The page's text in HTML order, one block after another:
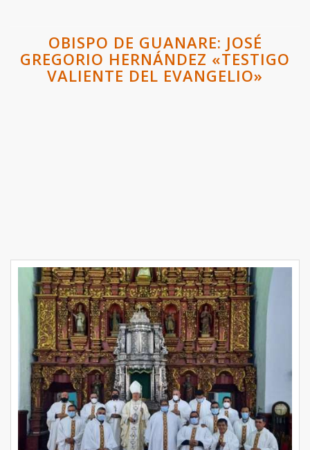
OBISPO DE GUANARE: JOSÉ
GREGORIO HERNÁNDEZ «TESTIGO
VALIENTE DEL EVANGELIO»